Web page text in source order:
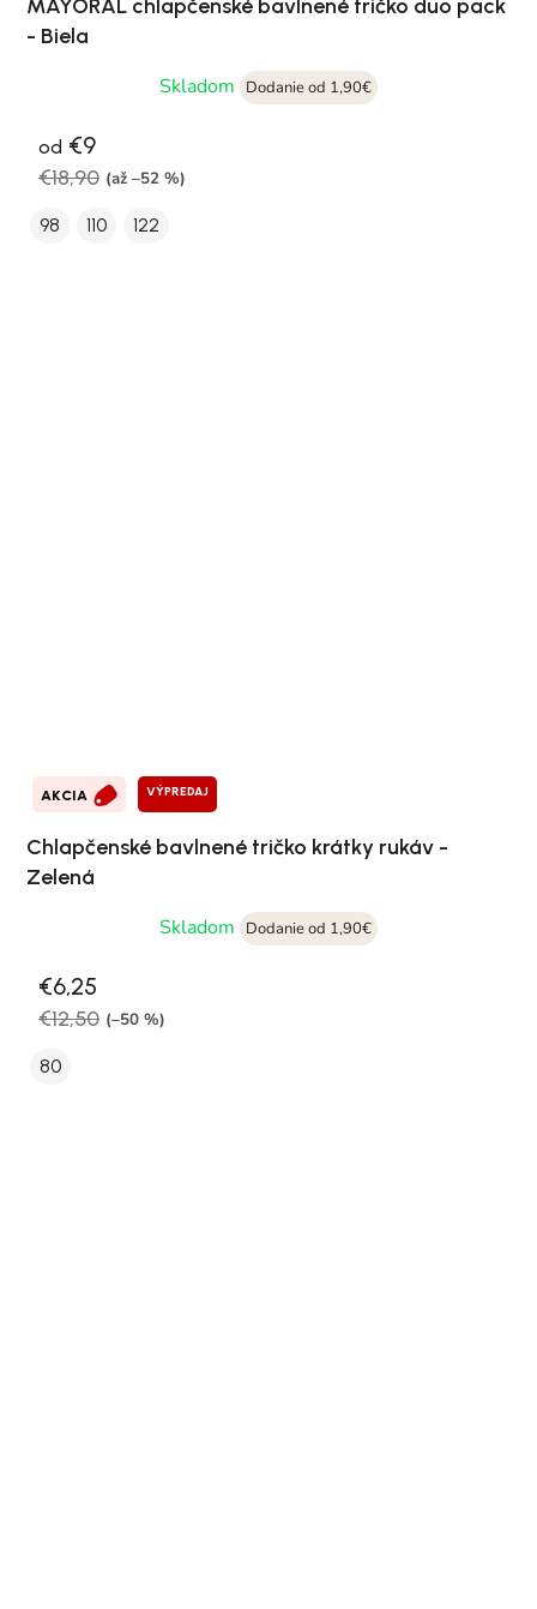
MAYORAL chlapčenské bavlnené tričko duo pack
- Biela
Skladom
Dodanie od 1,90€
od €9
€18,90 (až –52 %)
98 110 122
AKCIA VÝPREDAJ
Chlapčenské bavlnené tričko krátky rukáv -
Zelená
Skladom
Dodanie od 1,90€
€6,25
€12,50 (–50 %)
80